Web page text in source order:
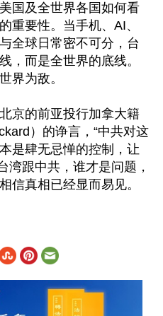
国及全世界各国如何看
重要性。当手机、AI、
全球日常密不可分，台
，而是全世界的底线。
界为敌。
京的前亚投行加拿大籍
）的诤言，“中共对这
是肆无忌惮的控制，让
湾跟中共，谁才是问题，
信真相已经显而易见。